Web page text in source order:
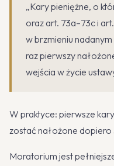
„Kary pieniężne, o
oraz art. 73a–73c i
w brzmieniu
raz pierwszy
wejścia w życie
W praktyce: pierwsze
zostać nałożone dopiero
Moratorium jest